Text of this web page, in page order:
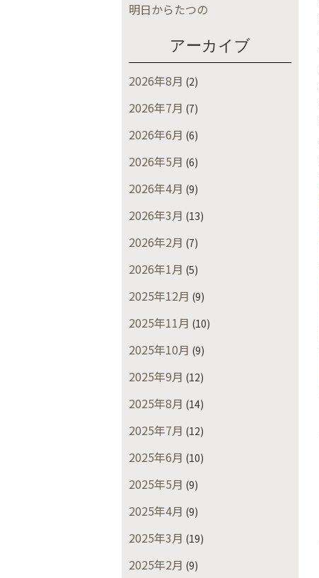
明日からたつの
アーカイブ
2026年8月 (2)
2026年7月 (7)
2026年6月 (6)
2026年5月 (6)
2026年4月 (9)
2026年3月 (13)
2026年2月 (7)
2026年1月 (5)
2025年12月 (9)
2025年11月 (10)
2025年10月 (9)
2025年9月 (12)
2025年8月 (14)
2025年7月 (12)
2025年6月 (10)
2025年5月 (9)
2025年4月 (9)
2025年3月 (19)
2025年2月 (9)